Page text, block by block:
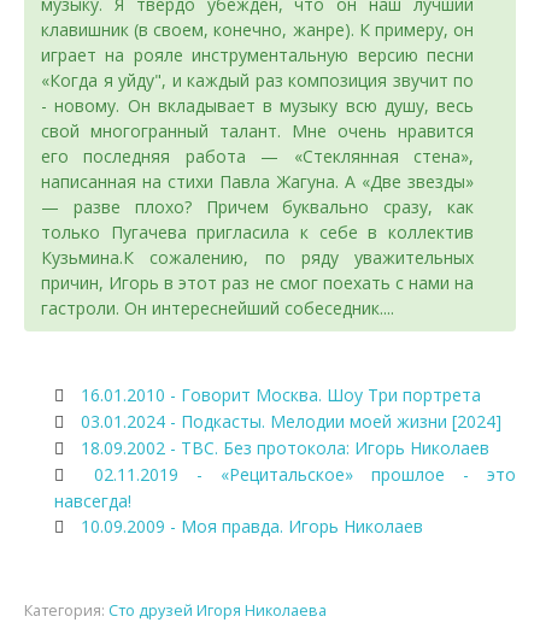
клавишник (в своем, конечно, жанре). К примеру, он
играет на рояле инструментальную версию песни
«Когда я уйду", и каждый раз композиция звучит по
- новому. Он вкладывает в музыку всю душу, весь
свой многогранный талант. Мне очень нравится
его последняя работа — «Стеклянная стена»,
написанная на стихи Павла Жагуна. А «Две звезды»
— разве плохо? Причем буквально сразу, как
только Пугачева пригласила к себе в коллектив
Кузьмина.К сожалению, по ряду уважительных
причин, Игорь в этот раз не смог поехать с нами на
гастроли. Он интереснейший собеседник....
16.01.2010 - Говорит Москва. Шоу Три портрета
03.01.2024 - Подкасты. Мелодии моей жизни [2024]
18.09.2002 - ТВС. Без протокола: Игорь Николаев
02.11.2019 - «Рецитальское» прошлое - это
навсегда!
10.09.2009 - Моя правда. Игорь Николаев
Категория: Сто друзей Игоря Николаева